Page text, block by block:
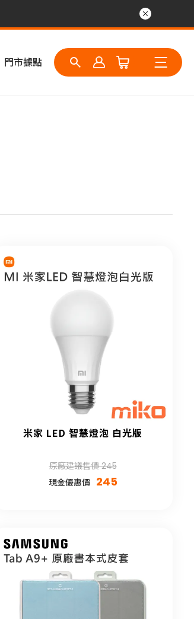
門市據點
米家 LED 智慧燈泡 白光版
原廠建議售價 245
現金優惠價 245